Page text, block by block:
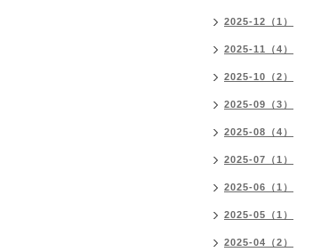
2025-12（1）
2025-11（4）
2025-10（2）
2025-09（3）
2025-08（4）
2025-07（1）
2025-06（1）
2025-05（1）
2025-04（2）